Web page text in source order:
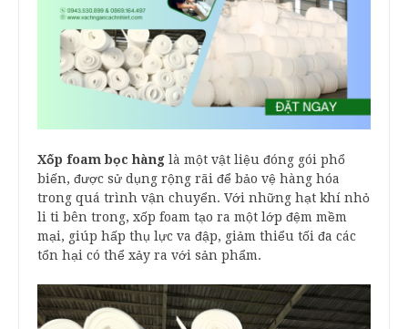
Xốp foam bọc hàng là một vật liệu đóng gói phổ
biến, được sử dụng rộng rãi để bảo vệ hàng hóa
trong quá trình vận chuyển. Với những hạt khí nhỏ
li ti bên trong, xốp foam tạo ra một lớp đệm mềm
mại, giúp hấp thụ lực va đập, giảm thiểu tối đa các
tổn hại có thể xảy ra với sản phẩm.